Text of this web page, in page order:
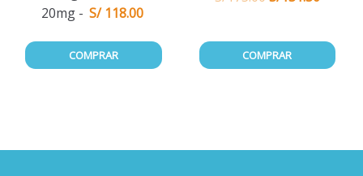
20mg
S/ 118.00
COMPRAR COMPRAR